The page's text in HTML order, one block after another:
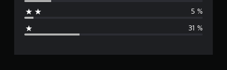
a
5 %
31 %